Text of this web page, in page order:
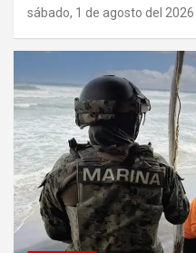
sábado, 1 de agosto del 2026